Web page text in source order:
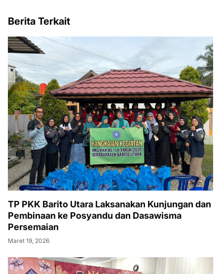
Berita Terkait
TP PKK Barito Utara Laksanakan Kunjungan dan
Pembinaan ke Posyandu dan Dasawisma
Persemaian
Maret 19, 2026